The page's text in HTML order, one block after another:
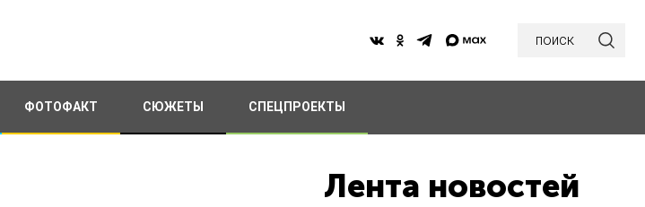
поиск
ФОТОФАКТ СЮЖЕТЫ СПЕЦПРОЕКТЫ
Лента новостей